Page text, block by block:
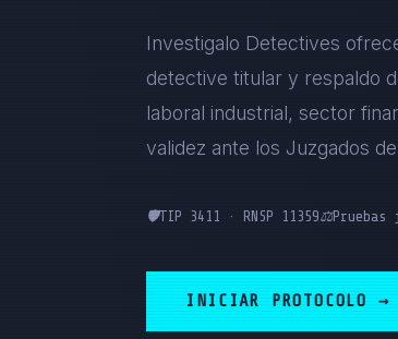
Investigalo Detectives
detective titular y respaldo
laboral industrial, sector
validez ante los Juzgados
🛡️TIP 3411 · RNSP 11359⚖️
INICIAR PROTOCOLO →